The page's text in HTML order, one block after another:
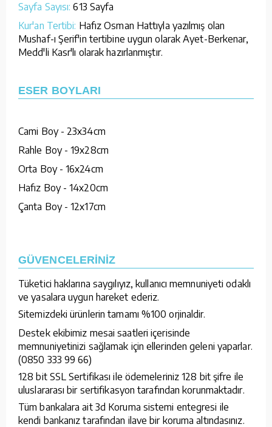
Sayfa Sayısı: 613 Sayfa
Kur'an Tertibi: Hafız Osman Hattıyla yazılmış olan
Mushaf-ı Şerif'in tertibine uygun olarak Ayet-Berkenar,
Medd'li Kasr'lı olarak hazırlanmıştır.
ESER BOYLARI
Cami Boy - 23x34cm
Rahle Boy - 19x28cm
Orta Boy - 16x24cm
Hafız Boy - 14x20cm
Çanta Boy - 12x17cm
GÜVENCELERİNİZ
Tüketici haklarına saygılıyız, kullanıcı memnuniyeti odaklı
ve yasalara uygun hareket ederiz.
Sitemizdeki ürünlerin tamamı %100 orjinaldir.
Destek ekibimiz mesai saatleri içerisinde
memnuniyetinizi sağlamak için ellerinden geleni yaparlar.
(0850 333 99 66)
128 bit SSL Sertifikası ile ödemeleriniz 128 bit şifre ile
uluslararası bir sertifikasyon tarafından korunmaktadır.
Tüm bankalara ait 3d Koruma sistemi entegresi ile
kendi bankanız tarafından ilave bir koruma altındasınız.